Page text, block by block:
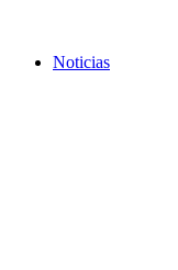
Noticias